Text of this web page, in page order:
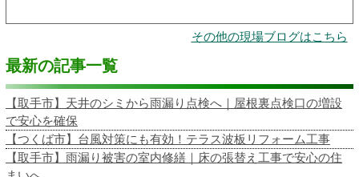
その他の現場ブログはこちら
最新の記事一覧
【取手市】天井のシミから雨漏り点検へ｜屋根裏点検口の増設
で安心を確保
【つくば市】台風対策にも有効！テラス波板リフォーム工事
【取手市】雨漏り被害の室内修繕｜床の張替え工事で安心の住